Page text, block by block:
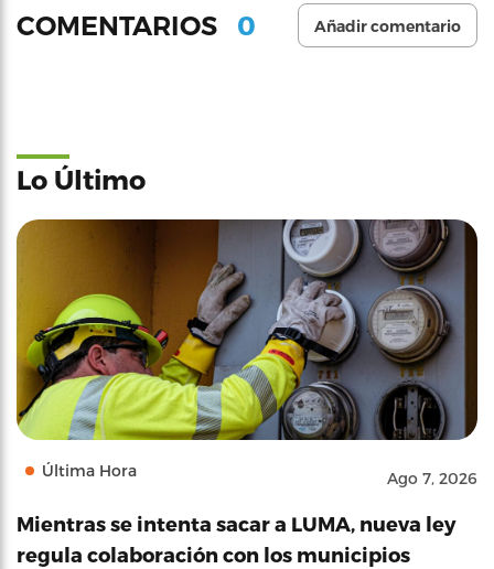
COMENTARIOS 0 Añadir comentario
Lo Último
Última Hora Ago 7, 2026
Mientras se intenta sacar a LUMA, nueva ley
regula colaboración con los municipios